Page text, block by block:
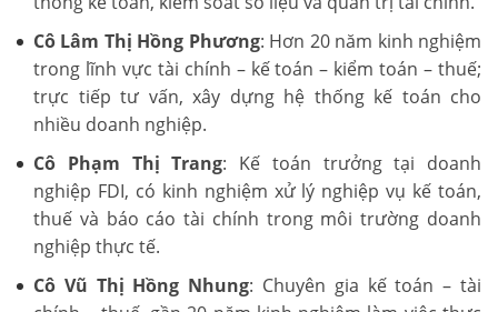
Cô Lâm Thị Hồng Phương: Hơn 20 năm kinh nghiệm
trong lĩnh vực tài chính – kế toán – kiểm toán – thuế;
trực tiếp tư vấn, xây dựng hệ thống kế toán cho
nhiều doanh nghiệp.
Cô Phạm Thị Trang: Kế toán trưởng tại doanh
nghiệp FDI, có kinh nghiệm xử lý nghiệp vụ kế toán,
thuế và báo cáo tài chính trong môi trường doanh
nghiệp thực tế.
Cô Vũ Thị Hồng Nhung: Chuyên gia kế toán – tài